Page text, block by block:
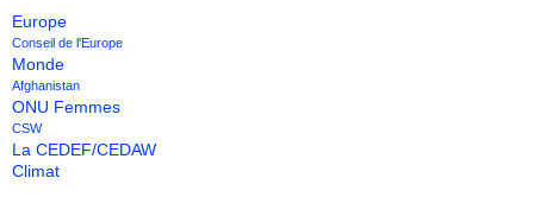
Europe
Conseil de l'Europe
Monde
Afghanistan
ONU Femmes
CSW
La CEDEF/CEDAW
Climat